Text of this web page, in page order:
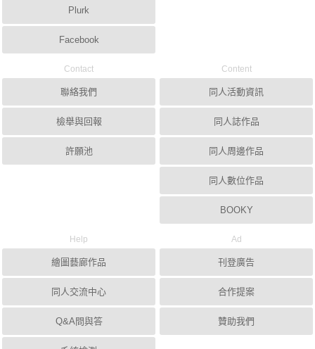
Plurk
Facebook
Contact
聯絡我們
檢舉與回報
許願池
Content
同人活動資訊
同人誌作品
同人周邊作品
同人數位作品
BOOKY
Help
繪圖藝廊作品
同人交流中心
Q&A問與答
Ad
刊登廣告
合作提案
贊助我們